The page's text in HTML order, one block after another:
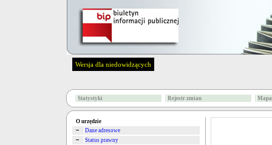
Wersja dla niedowidzących
Statystyki Rejestr zmian
O urzędzie
Dane adresowe
Status prawny